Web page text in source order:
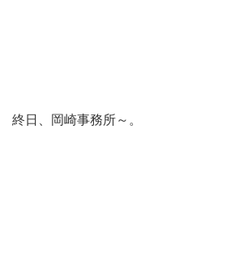
終日、岡崎事務所～。